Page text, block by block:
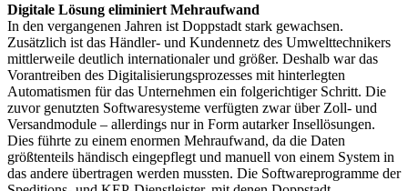
Digitale Lösung eliminiert Mehraufwand
In den vergangenen Jahren ist Doppstadt stark gewachsen.
Zusätzlich ist das Händler- und Kundennetz des Umwelttechnikers
mittlerweile deutlich internationaler und größer. Deshalb war das
Vorantreiben des Digitalisierungsprozesses mit hinterlegten
Automatismen für das Unternehmen ein folgerichtiger Schritt. Die
zuvor genutzten Softwaresysteme verfügten zwar über Zoll- und
Versandmodule – allerdings nur in Form autarker Insellösungen.
Dies führte zu einem enormen Mehraufwand, da die Daten
größtenteils händisch eingepflegt und manuell von einem System in
das andere übertragen werden mussten. Die Softwareprogramme der